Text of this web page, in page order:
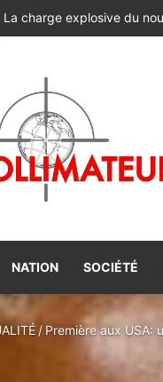
CAN féminine Maroc-2026
NATION SOCIÉTÉ
/ Première aux USA: